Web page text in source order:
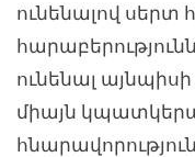
ունենալով
ունենալ
միայն